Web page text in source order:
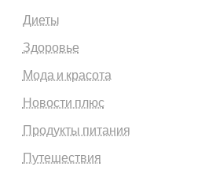
Диеты
Здоровье
Мода и красота
Новости плюс
Продукты питания
Путешествия